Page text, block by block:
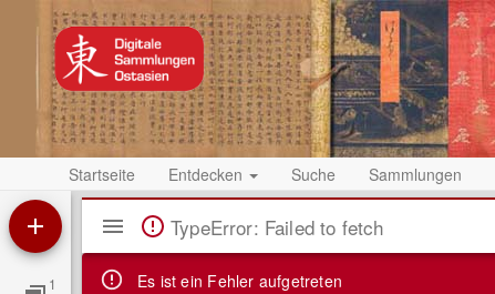
Startseite Entdecken Suche Sammlungen
1
Mirador
ViewerTypeError: Failed to fetch
Es ist ein Fehler aufgetreten